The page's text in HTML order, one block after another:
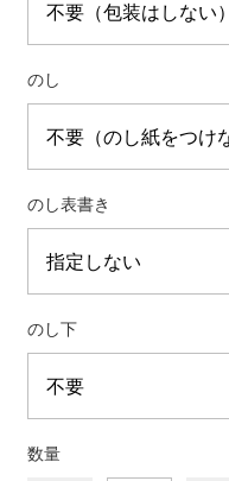
のし
のし表書き
のし下
数量